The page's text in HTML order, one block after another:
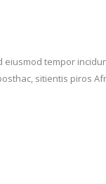
tempor
sitientis piros